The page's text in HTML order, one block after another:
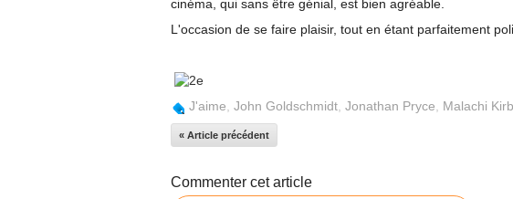
cinéma, qui sans être génial, est bien agréable.
L'occasion de se faire plaisir, tout en étant parfaitement
J'aime John Goldschmidt Jonathan Pryce Malachi
« Article précédent
Commenter cet article